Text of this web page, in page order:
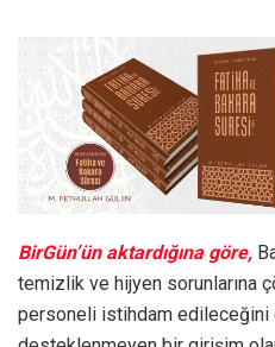
BirGün’ün aktardığına göre,
temizlik ve hijyen sorunlarına
personeli istihdam edileceğini